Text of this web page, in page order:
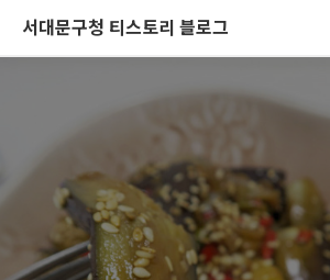
서대문구청 티스토리 블로그